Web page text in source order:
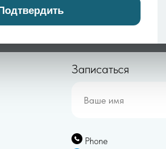
Подтвердить
разрушение нейронных связей.
Записаться
Phone